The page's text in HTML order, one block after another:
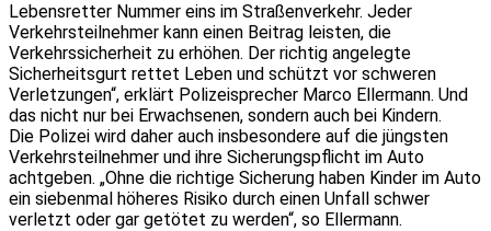
Lebensretter Nummer eins im Straßenverkehr. Jeder
Verkehrsteilnehmer kann einen Beitrag leisten, die
Verkehrssicherheit zu erhöhen. Der richtig angelegte
Sicherheitsgurt rettet Leben und schützt vor schweren
Verletzungen“, erklärt Polizeisprecher Marco Ellermann. Und
das nicht nur bei Erwachsenen, sondern auch bei Kindern.
Die Polizei wird daher auch insbesondere auf die jüngsten
Verkehrsteilnehmer und ihre Sicherungspflicht im Auto
achtgeben. „Ohne die richtige Sicherung haben Kinder im Auto
ein siebenmal höheres Risiko durch einen Unfall schwer
verletzt oder gar getötet zu werden“, so Ellermann.